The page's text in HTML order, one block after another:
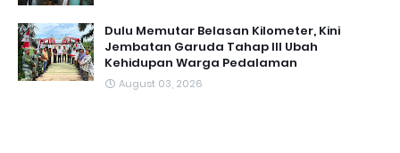
Dulu Memutar Belasan Kilometer, Kini
Jembatan Garuda Tahap III Ubah
Kehidupan Warga Pedalaman ‎
August 03, 2026